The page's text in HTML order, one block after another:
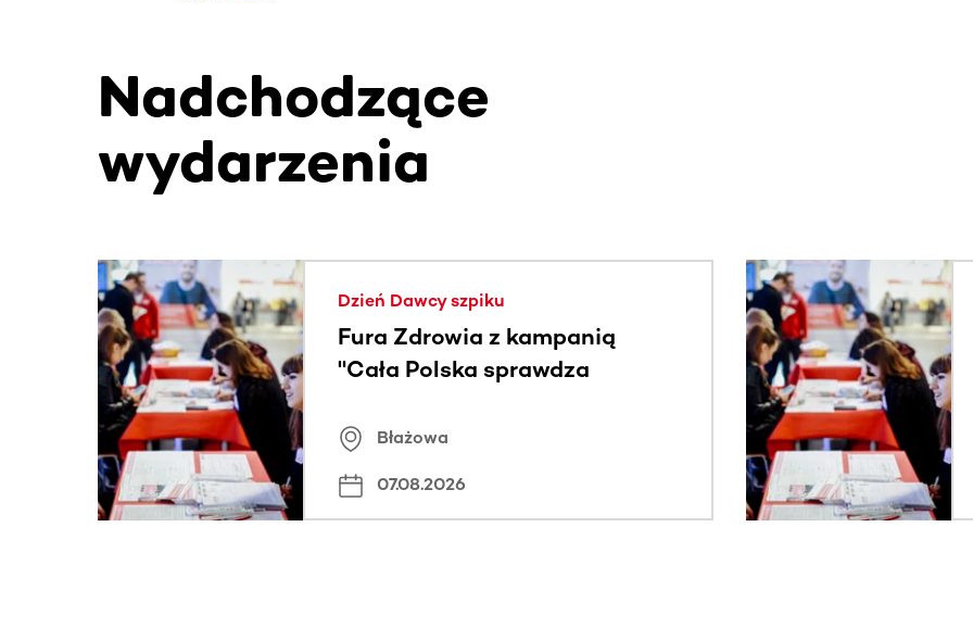
Nadchodzące
wydarzenia
Ta sekcja zawiera treści przewijane w poziomie. Użyj klawisza Tab lub przesuń palcem, aby zobaczyć
Dzień Dawcy szpiku
Fura Zdrowia z kampanią
"Cała Polska sprawdza
Błażowa
07.08.2026